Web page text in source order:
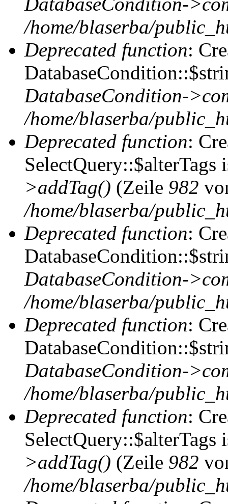
/home/blaserba/
Deprecated function:
DatabaseCondition-
/home/blaserba/
Deprecated function:
SelectQuery::$alterTags
>addTag() (Zeile 982
/home/blaserba/
Deprecated function:
DatabaseCondition-
/home/blaserba/
Deprecated function:
DatabaseCondition-
/home/blaserba/
Deprecated function:
SelectQuery::$alterTags
>addTag() (Zeile 982
/home/blaserba/